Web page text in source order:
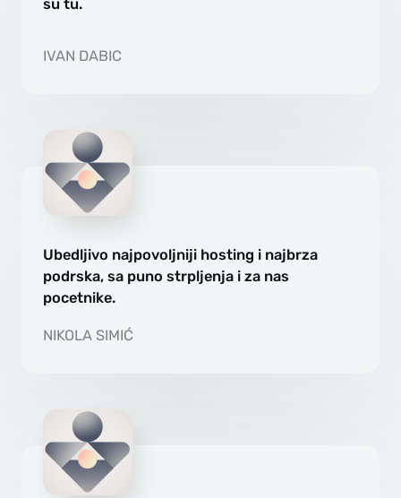
su tu.
IVAN DABIC
Ubedljivo najpovoljniji hosting i najbrza
podrska, sa puno strpljenja i za nas
pocetnike.
NIKOLA SIMIĆ